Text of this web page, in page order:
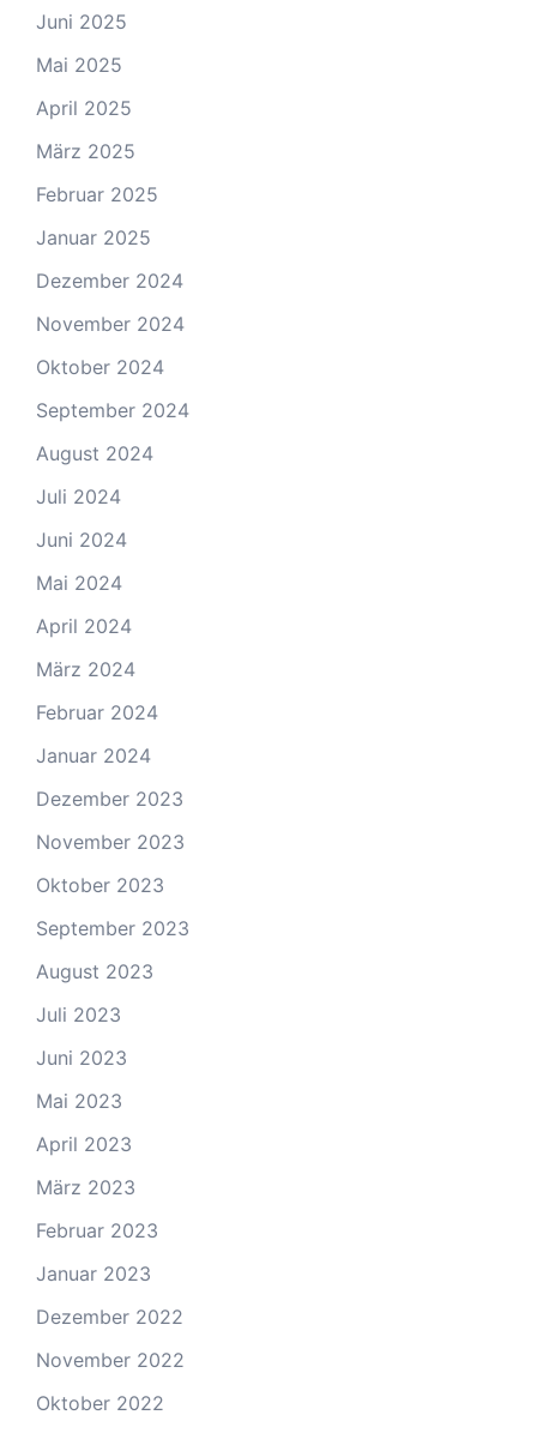
Juni 2025
Mai 2025
April 2025
März 2025
Februar 2025
Januar 2025
Dezember 2024
November 2024
Oktober 2024
September 2024
August 2024
Juli 2024
Juni 2024
Mai 2024
April 2024
März 2024
Februar 2024
Januar 2024
Dezember 2023
November 2023
Oktober 2023
September 2023
August 2023
Juli 2023
Juni 2023
Mai 2023
April 2023
März 2023
Februar 2023
Januar 2023
Dezember 2022
November 2022
Oktober 2022